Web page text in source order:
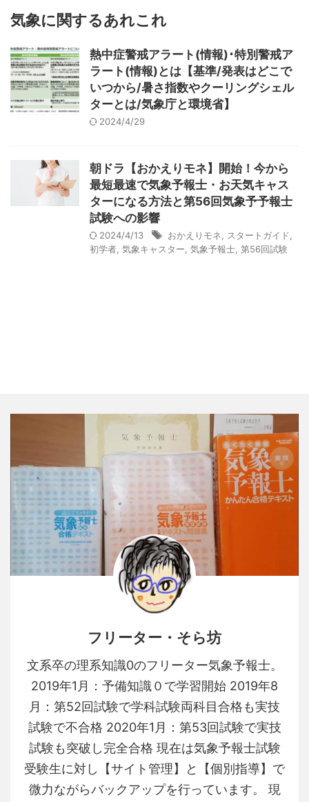
気象に関するあれこれ
熱中症警戒アラート(情報)･特別警戒ア
ラート(情報)とは【基準/発表はどこで
いつから/暑さ指数やクーリングシェル
ターとは/気象庁と環境省】
2024/4/29
朝ドラ【おかえりモネ】開始！今から
最短最速で気象予報士・お天気キャス
ターになる方法と第56回気象予予報士
試験への影響
2024/4/13 おかえりモネ, スタートガイド,
初学者, 気象キャスター, 気象予報士, 第56回試験
フリーター・そら坊
文系卒の理系知識0のフリーター気象予報士。
2019年1月：予備知識０で学習開始 2019年8
月：第52回試験で学科試験両科目合格も実技
試験で不合格 2020年1月：第53回試験で実技
試験も突破し完全合格 現在は気象予報士試験
受験生に対し【サイト管理】と【個別指導】で
微力ながらバックアップを行っています。 現